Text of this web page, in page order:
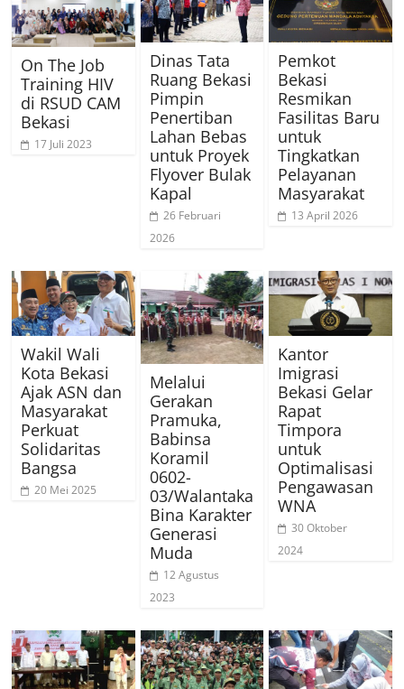
On The Job
Training HIV
di RSUD CAM
Bekasi
17 Juli 2023
Dinas Tata
Ruang Bekasi
Pimpin
Penertiban
Lahan Bebas
untuk Proyek
Flyover Bulak
Kapal
26 Februari
2026
Pemkot
Bekasi
Resmikan
Fasilitas Baru
untuk
Tingkatkan
Pelayanan
Masyarakat
13 April 2026
Wakil Wali
Kota Bekasi
Ajak ASN dan
Masyarakat
Perkuat
Solidaritas
Bangsa
20 Mei 2025
Melalui
Gerakan
Pramuka,
Babinsa
Koramil
0602-
03/Walantaka
Bina Karakter
Generasi
Muda
12 Agustus
2023
Kantor
Imigrasi
Bekasi Gelar
Rapat
Timpora
untuk
Optimalisasi
Pengawasan
WNA
30 Oktober
2024